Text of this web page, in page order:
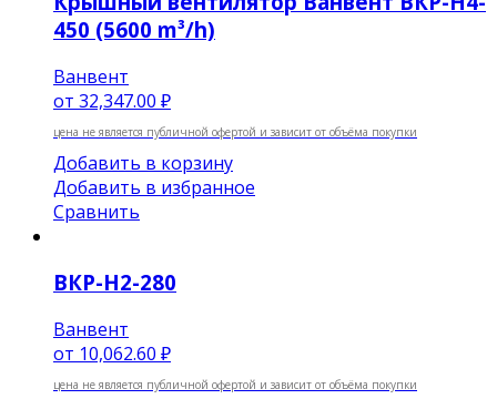
450 (5600 m³/h)
Ванвент
от 32,347.00 ₽
цена не является публичной офертой и зависит от объёма покупки
Добавить в корзину
Добавить в избранное
Сравнить
ВКР-Н2-280
Ванвент
от 10,062.60 ₽
цена не является публичной офертой и зависит от объёма покупки